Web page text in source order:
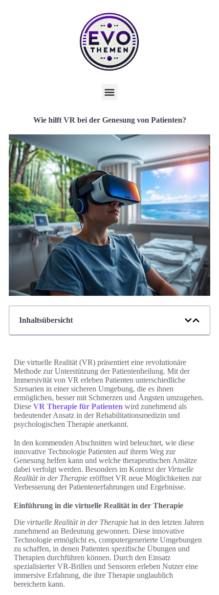
Wie hilft VR bei der Genesung von Patienten?
Inhaltsübersicht
Die virtuelle Realität (VR) präsentiert eine revolutionäre
Methode zur Unterstützung der Patientenheilung. Mit der
Immersivität von VR erleben Patienten unterschiedliche
Szenarien in einer sicheren Umgebung, die es ihnen
ermöglichen, besser mit Schmerzen und Ängsten umzugehen.
Diese VR Therapie für Patienten wird zunehmend als
bedeutender Ansatz in der Rehabilitationsmedizin und
psychologischen Therapie anerkannt.
In den kommenden Abschnitten wird beleuchtet, wie diese
innovative Technologie Patienten auf ihrem Weg zur
Genesung helfen kann und welche therapeutischen Ansätze
dabei verfolgt werden. Besonders im Kontext der Virtuelle
Realität in der Therapie eröffnet VR neue Möglichkeiten zur
Verbesserung der Patientenerfahrungen und Ergebnisse.
Einführung in die virtuelle Realität in der Therapie
Die virtuelle Realität in der Therapie hat in den letzten Jahren
zunehmend an Bedeutung gewonnen. Diese innovative
Technologie ermöglicht es, computergenerierte Umgebungen
zu schaffen, in denen Patienten spezifische Übungen und
Therapien durchführen können. Durch den Einsatz
spezialisierter VR-Brillen und Sensoren erleben Nutzer eine
immersive Erfahrung, die ihre Therapie unglaublich
bereichern kann.